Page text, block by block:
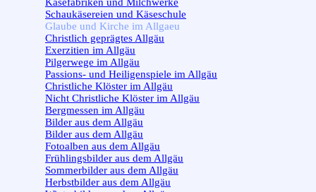
Schaukäsereien und Käseschule
Glaube und Kirche im Allgaeu
Christlich geprägtes Allgäu
Exerzitien im Allgäu
Pilgerwege im Allgäu
Passions- und Heiligenspiele im Allgäu
Christliche Klöster im Allgäu
Nicht Christliche Klöster im Allgäu
Bergmessen im Allgäu
Bilder aus dem Allgäu
Bilder aus dem Allgäu
Fotoalben aus dem Allgäu
Frühlingsbilder aus dem Allgäu
Sommerbilder aus dem Allgäu
Herbstbilder aus dem Allgäu